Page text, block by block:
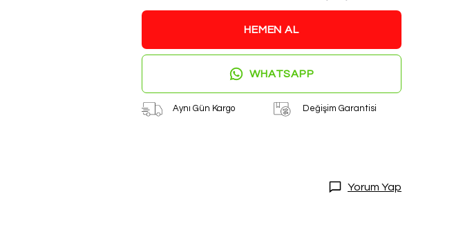
HEMEN AL
WHATSAPP
Aynı Gün Kargo Değişim Garantisi
Yorum Yap